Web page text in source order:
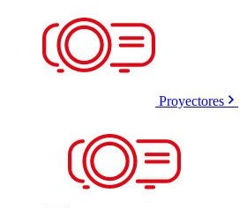
Proyectores